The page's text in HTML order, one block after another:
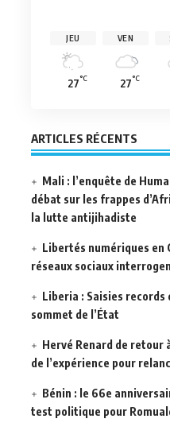
JEU
27°C
VEN
27°C
ARTICLES RÉCENTS
Mali : l’enquête de
débat sur les frappes
la lutte antijihadiste
Libertés numériques en
réseaux sociaux
Liberia : Saisies records
sommet de l’État
Hervé Renard de retour
de l’expérience pour
Bénin : le 66e
test politique pour